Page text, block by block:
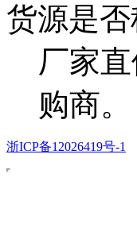
货源是
厂家
购商。
浙ICP备12026419号-1